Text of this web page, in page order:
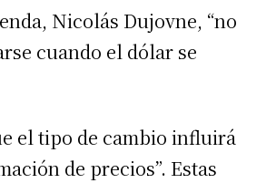
Nicolás Dujovne, “no
cuando el dólar se
el tipo de cambio influirá
de precios”. Estas